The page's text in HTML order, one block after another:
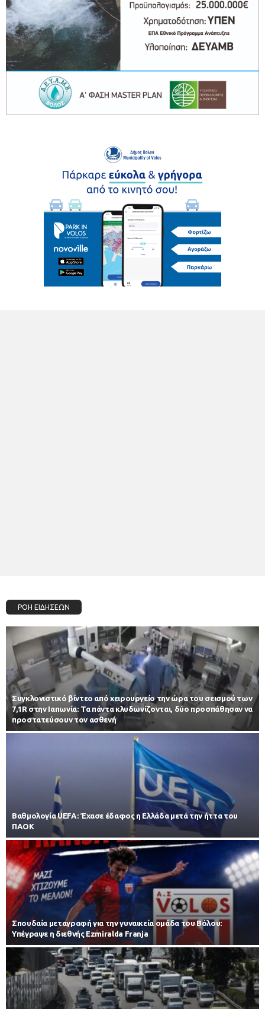
ΡΟΗ ΕΙΔΗΣΕΩΝ
Συγκλονιστικό βίντεο από χειρουργείο την ώρα του σεισμού των
7,1R στην Ιαπωνία: Τα πάντα κλυδωνίζονται, δύο προσπάθησαν να
προστατεύσουν τον ασθενή
Βαθμολογία UEFA: Έχασε έδαφος η Ελλάδα μετά την ήττα του
ΠΑΟΚ
Σπουδαία μεταγραφή για την γυναικεία ομάδα του Βόλου:
Υπέγραψε η διεθνής Ezmiralda Franja